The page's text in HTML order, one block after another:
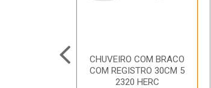
CHUVEIRO COM BRACO
COM REGISTRO 30CM 5
2320 HERC